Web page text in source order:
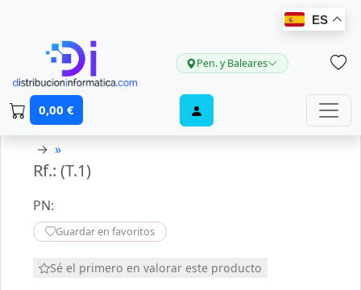
ES
Pen. y Baleares
0,00 €
→ »
Rf.: (T.1)
PN:
Guardar en favoritos
Sé el primero en valorar este producto